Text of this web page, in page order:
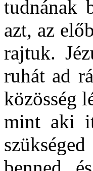
tudnának
azt, az
rajtuk.
ruhát ad
közösség
mint aki